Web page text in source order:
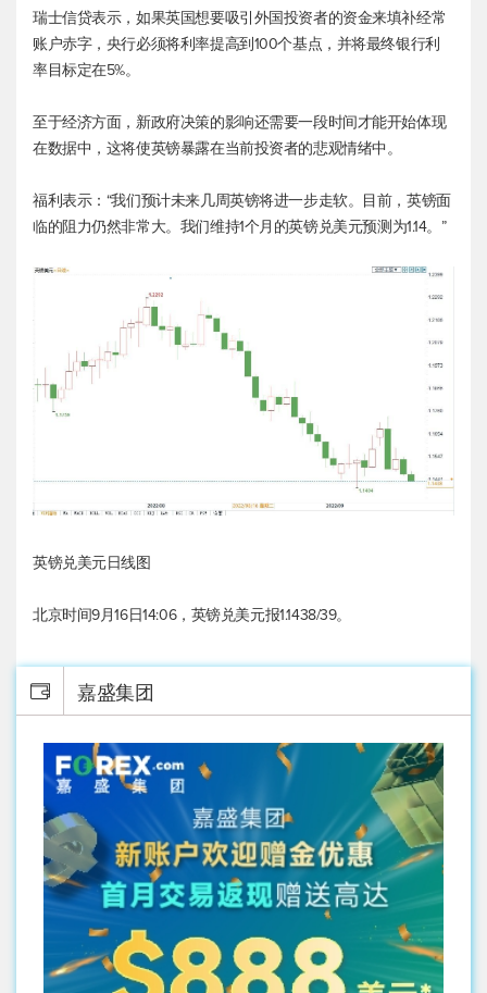
瑞士信贷表示，如果英国想要吸引外国投资者的资金来填补经常
账户赤字，央行必须将利率提高到100个基点，并将最终银行利
率目标定在5%。
至于经济方面，新政府决策的影响还需要一段时间才能开始体现
在数据中，这将使英镑暴露在当前投资者的悲观情绪中。
福利表示：“我们预计未来几周英镑将进一步走软。目前，英镑面
临的阻力仍然非常大。我们维持1个月的英镑兑美元预测为1.14。”
英镑兑美元日线图
北京时间9月16日14:06， 英镑兑美元报1.1438/39。
嘉盛集团